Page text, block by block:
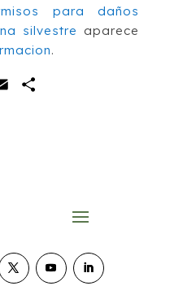
para daños
silvestre aparece
.
Email